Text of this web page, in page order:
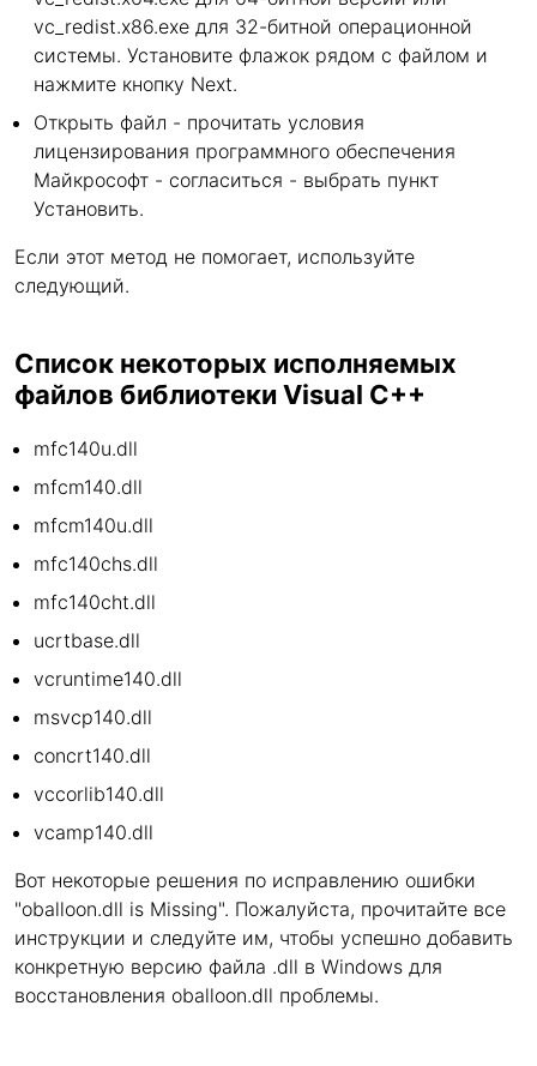
vc_redist.x86.exe для 32-битной операционной
системы. Установите флажок рядом с файлом и
нажмите кнопку Next.
Открыть файл - прочитать условия
лицензирования программного обеспечения
Майкрософт - согласиться - выбрать пункт
Установить.
Если этот метод не помогает, используйте
следующий.
Список некоторых исполняемых
файлов библиотеки Visual C++
mfc140u.dll
mfcm140.dll
mfcm140u.dll
mfc140chs.dll
mfc140cht.dll
ucrtbase.dll
vcruntime140.dll
msvcp140.dll
concrt140.dll
vccorlib140.dll
vcamp140.dll
Вот некоторые решения по исправлению ошибки
"oballoon.dll is Missing". Пожалуйста, прочитайте все
инструкции и следуйте им, чтобы успешно добавить
конкретную версию файла .dll в Windows для
восстановления oballoon.dll проблемы.